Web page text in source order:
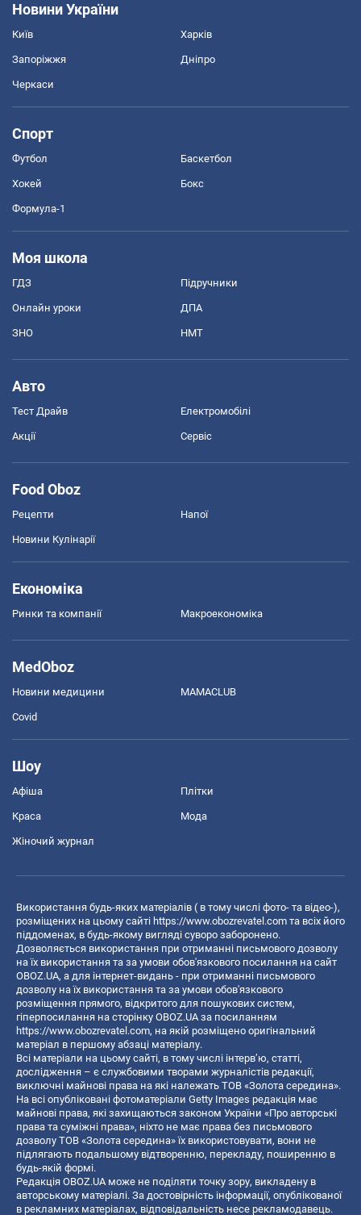
Новини України
Київ Харків
Запоріжжя Дніпро
Черкаси
Спорт
Футбол Баскетбол
Хокей Бокс
Формула-1
Моя школа
ГДЗ Підручники
Онлайн уроки ДПА
ЗНО НМТ
Авто
Тест Драйв Електромобілі
Акції Сервіс
Food Oboz
Рецепти Напої
Новини Кулінарії
Економіка
Ринки та компанії Макроекономіка
MedOboz
Новини медицини MAMACLUB
Covid
Шоу
Афіша Плітки
Краса Мода
Жіночий журнал
Використання будь-яких матеріалів ( в тому числі фото- та відео-),
розміщених на цьому сайті https://www.obozrevatel.com та всіх його
піддоменах, в будь-якому вигляді суворо заборонено.
Дозволяється використання при отриманні письмового дозволу
на їх використання та за умови обов'язкового посилання на сайт
OBOZ.UA, а для інтернет-видань - при отриманні письмового
дозволу на їх використання та за умови обов'язкового
розміщення прямого, відкритого для пошукових систем,
гіперпосилання на сторінку OBOZ.UA за посиланням
https://www.obozrevatel.com, на якій розміщено оригінальний
матеріал в першому абзаці матеріалу.
Всі матеріали на цьому сайті, в тому числі інтерв’ю, статті,
дослідження – є службовими творами журналістів редакції,
виключні майнові права на які належать ТОВ «Золота середина».
На всі опубліковані фотоматеріали Getty Images редакція має
майнові права, які захищаються законом України «Про авторські
права та суміжні права», ніхто не має права без письмового
дозволу ТОВ «Золота середина» їх використовувати, вони не
підлягають подальшому відтворенню, перекладу, поширенню в
будь-якій формі.
Редакція OBOZ.UA може не поділяти точку зору, викладену в
авторському матеріалі. За достовірність інформації, опублікованої
в рекламних матеріалах, відповідальність несе рекламодавець.